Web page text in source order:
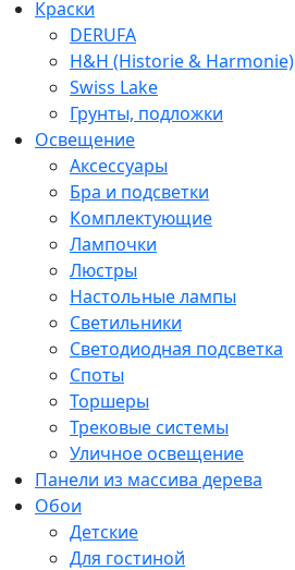
Краски
DERUFA
H&H (Historie & Harmonie)
Swiss Lake
Грунты, подложки
Освещение
Аксессуары
Бра и подсветки
Комплектующие
Лампочки
Люстры
Настольные лампы
Светильники
Светодиодная подсветка
Споты
Торшеры
Трековые системы
Уличное освещение
Панели из массива дерева
Обои
Детские
Для гостиной